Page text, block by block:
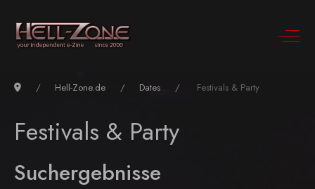
Hell-Zone.de Dates Festivals & Party
Festivals & Party
Suchergebnisse